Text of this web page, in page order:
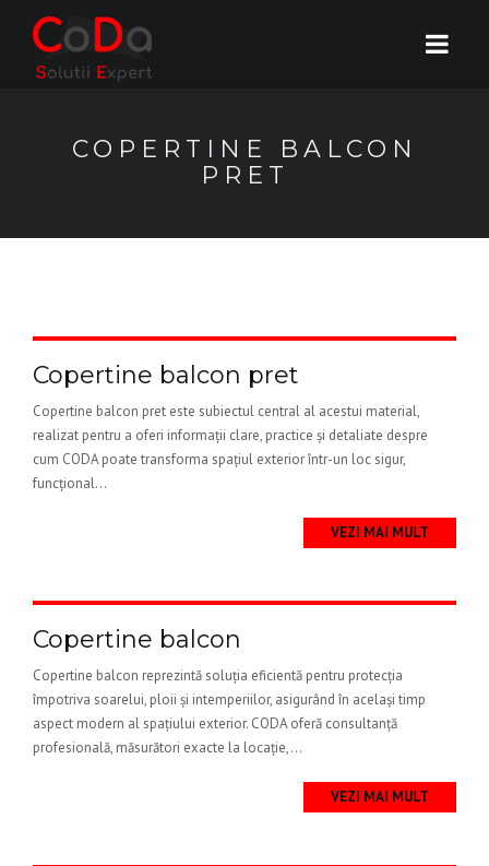
COPERTINE BALCON
PRET
Copertine balcon pret
Copertine balcon pret este subiectul central al acestui material,
realizat pentru a oferi informații clare, practice și detaliate despre
cum CODA poate transforma spațiul exterior într-un loc sigur,
funcțional...
VEZI MAI MULT
Copertine balcon
Copertine balcon reprezintă soluția eficientă pentru protecția
împotriva soarelui, ploii și intemperiilor, asigurând în același timp
aspect modern al spațiului exterior. CODA oferă consultanță
profesională, măsurători exacte la locație,...
VEZI MAI MULT